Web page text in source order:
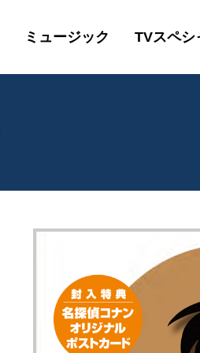
ミュージック TVスペシ